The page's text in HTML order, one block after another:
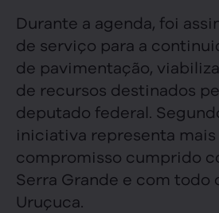
Durante a agenda, foi
de serviço para a
de pavimentação,
de recursos destinados
deputado federal.
iniciativa representa mais
compromisso cumprido
Serra Grande e com todo
Uruçuca.